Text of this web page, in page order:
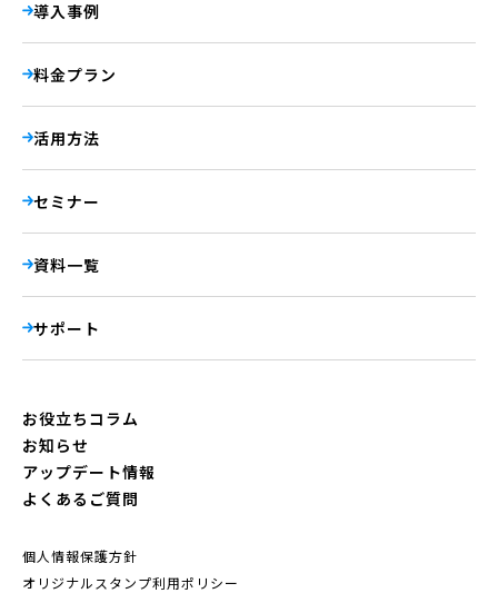
導入事例
料金プラン
活用方法
セミナー
資料一覧
サポート
お役立ちコラム
お知らせ
アップデート情報
よくあるご質問
個人情報保護方針
オリジナルスタンプ利用ポリシー